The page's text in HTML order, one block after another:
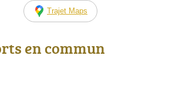
Trajet Maps
en commun